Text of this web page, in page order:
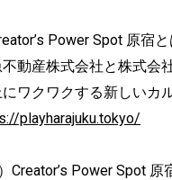
Power Spot 原宿と
動産株式会社と株式会
ワクワクする新しいカ
playharajuku.tokyo/
）Creator’s Power Spot 原